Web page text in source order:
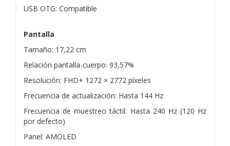
USB OTG: Compatible
Pantalla
Tamaño: 17,22 cm
Relación pantalla-cuerpo: 93,57%
Resolución: FHD+ 1272 × 2772 píxeles
Frecuencia de actualización: Hasta 144 Hz
Frecuencia de muestreo táctil: Hasta 240 Hz (120 Hz
por defecto)
Panel: AMOLED